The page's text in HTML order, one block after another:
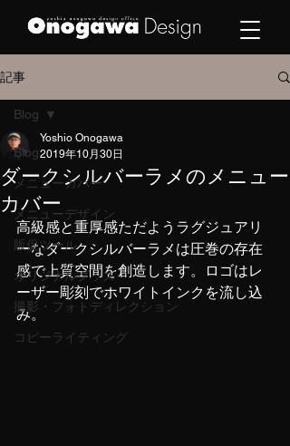
記事
Blog
メニューカバー
メニューデザイン
販促ツール
オリジナルグッズ
撮影・フォトディレクション
コピーライティング
Blog
ダークシルバーラメのメニュー
カバー
Yoshio Onogawa
2019年10月30日
高級感と重厚感ただようラグジュアリ
ーなダークシルバーラメは圧巻の存在
感で上質空間を創造します。ロゴはレ
ーザー彫刻でホワイトインクを流し込
み。